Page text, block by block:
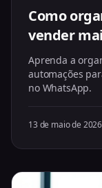
Como
vender
Aprenda a
automações
no WhatsApp.
13 de maio de 2026